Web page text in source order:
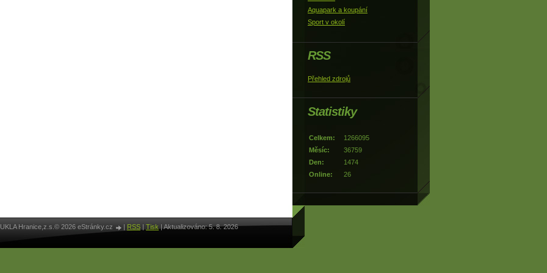
Aquapark a koupání
Sport v okolí
RSS
Přehled zdrojů
Statistiky
Online: 26
Celkem:
1266095
Měsíc:
36759
Den:
1474
Hranice,z.s.© 2026 eStránky.cz RSS Tisk Aktualizováno: 5. 8. 2026